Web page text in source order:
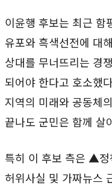
이윤행 후보는 최근 함
유포와 흑색선전에 대
상대를 무너뜨리는 경
되어야 한다고 호소했
지역의 미래와 공동체
끝나도 군민은 함께 살
특히 이 후보 측은 ▲
허위사실 및 가짜뉴스